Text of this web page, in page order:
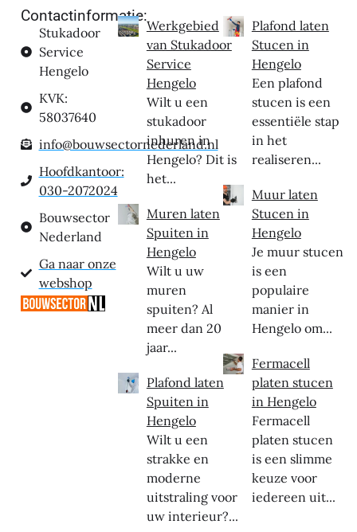
Contactinformatie:
Stukadoor
Service
Hengelo
KVK:
58037640
info@bouwsectornederland.nl
Hoofdkantoor:
030-2072024
Bouwsector
Nederland
Ga naar onze
webshop
Werkgebied
van Stukadoor
Service
Hengelo
Wilt u een
stukadoor
inhuren in
Hengelo? Dit is
het...
Muren laten
Spuiten in
Hengelo
Wilt u uw
muren
spuiten? Al
meer dan 20
jaar...
Plafond laten
Spuiten in
Hengelo
Wilt u een
strakke en
moderne
uitstraling voor
uw interieur?...
Plafond laten
Stucen in
Hengelo
Een plafond
stucen is een
essentiële stap
in het
realiseren...
Muur laten
Stucen in
Hengelo
Je muur stucen
is een
populaire
manier in
Hengelo om...
Fermacell
platen stucen
in Hengelo
Fermacell
platen stucen
is een slimme
keuze voor
iedereen uit...